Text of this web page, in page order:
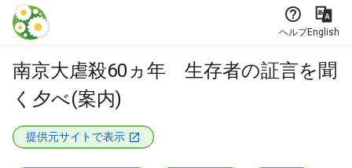
本文に飛ぶ
ヘルプEnglish
南京大虐殺60ヵ年 生存者の証言を聞
く夕べ(案内)
提供元サイトで表示